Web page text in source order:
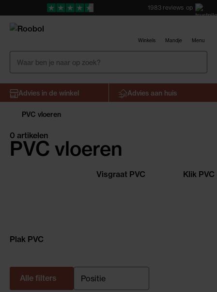
1983 reviews op
Winkels Mandje Menu
Advies in de winkel Advies aan huis
PVC vloeren
PVC vloeren
0 artikelen
Plak PVC
Visgraat PVC Klik PVC
Alle filters